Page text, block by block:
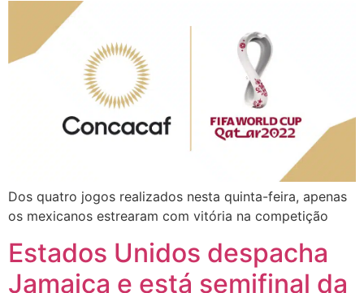
Dos quatro jogos realizados nesta quinta-feira, apenas
os mexicanos estrearam com vitória na competição
Estados Unidos despacha
Jamaica e está semifinal da